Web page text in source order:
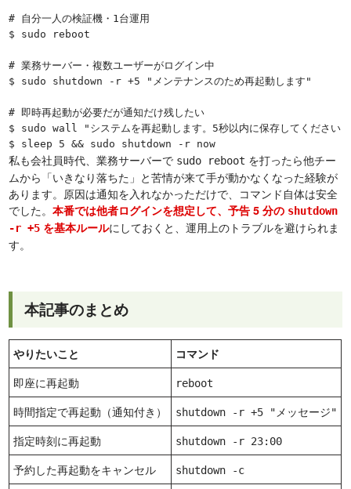
# 自分一人の検証機・1台運用
$ sudo reboot
# 業務サーバー・複数ユーザーがログイン中
$ sudo shutdown -r +5 "メンテナンスのため再起動します"
# 即時再起動が必要だが通知だけ残したい
$ sudo wall "システムを再起動します。5秒以内に保存してください"
私も会社員時代、業務サーバーで sudo reboot を打ったら他チー
ムから「いきなり落ちた」と苦情が来て手が動かなくなった経験が
あります。原因は通知を入れなかっただけで、コマンド自体は安全
でした。本番では他者ログインを想定して、予告 5 分の shutdown
-r +5 を基本ルールにしておくと、運用上のトラブルを避けられま
す。
本記事のまとめ
やりたいこと コマンド
即座に再起動 reboot
時間指定で再起動（通知付き） shutdown -r +5 "メッセージ"
指定時刻に再起動 shutdown -r 23:00
予約した再起動をキャンセル shutdown -c